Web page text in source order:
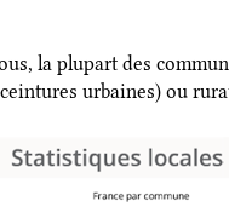
la plupart des
urbaines) ou